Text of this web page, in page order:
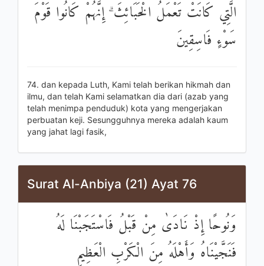
الَّتِي كَانَتْ تَعْمَلُ الْخَبَائِثَ ۗ إِنَّهُمْ كَانُوا قَوْمَ
سَوْءٍ فَاسِقِينَ
74. dan kepada Luth, Kami telah berikan hikmah dan
ilmu, dan telah Kami selamatkan dia dari (azab yang
telah menimpa penduduk) kota yang mengerjakan
perbuatan keji. Sesungguhnya mereka adalah kaum
yang jahat lagi fasik,
Surat Al-Anbiya (21) Ayat 76
وَنُوحًا إِذْ نَادَىٰ مِنْ قَبْلُ فَاسْتَجَبْنَا لَهُ
فَنَجَّيْنَاهُ وَأَهْلَهُ مِنَ الْكَرْبِ الْعَظِيمِ